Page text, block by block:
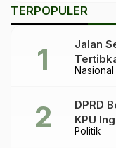
TERPOPULER
Nasional
Jalan
Politik
DPRD
KPU